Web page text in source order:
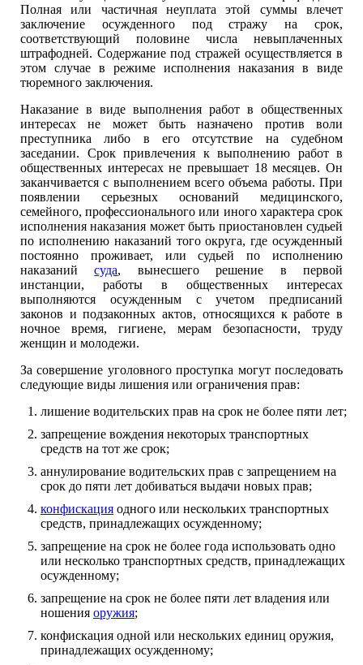
Полная или частичная неуплата этой суммы влечет
заключение осужденного под стражу на срок,
соответствующий половине числа невыплаченных
штрафодней. Содержание под стражей осуществляется в
этом случае в режиме исполнения наказания в виде
тюремного заключения.
Наказание в виде выполнения работ в общественных
интересах не может быть назначено против воли
преступника либо в его отсутствие на судебном
заседании. Срок привлечения к выполнению работ в
общественных интересах не превышает 18 месяцев. Он
заканчивается с выполнением всего объема работы. При
появлении серьезных оснований медицинского,
семейного, профессионального или иного характера срок
исполнения наказания может быть приостановлен судьей
по исполнению наказаний того округа, где осужденный
постоянно проживает, или судьей по исполнению
наказанийсуда, вынесшего решение в первой
инстанции, работы в общественных интересах
выполняются осужденным с учетом предписаний
законов и подзаконных актов, относящихся к работе в
ночное время, гигиене, мерам безопасности, труду
женщин и молодежи.
За совершение уголовного проступка могут последовать
следующие виды лишения или ограничения прав:
лишение водительских прав на срок не более пяти лет;
запрещение вождения некоторых транспортных
средств на тот же срок;
аннулирование водительских прав с запрещением на
срок до пяти лет добиваться выдачи новых прав;
конфискация одного или нескольких транспортных
средств, принадлежащих осужденному;
запрещение на срок не более года использовать одно
или несколько транспортных средств, принадлежащих
осужденному;
запрещение на срок не более пяти лет владения или
ношения оружия;
конфискация одной или нескольких единиц оружия,
принадлежащих осужденному;